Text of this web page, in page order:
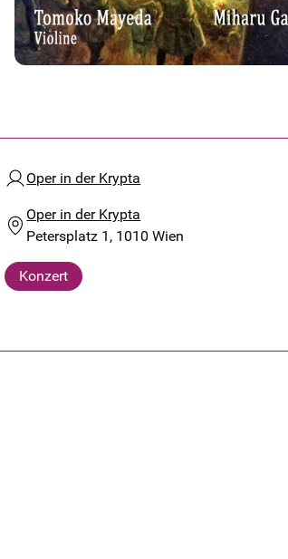
Oper in der Krypta
Oper in der Krypta
Petersplatz 1, 1010 Wien
Konzert